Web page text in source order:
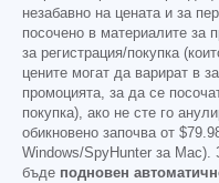
незабавно на цената и за
посочено в материалите за
за регистрация/покупка
цените могат да варират в
промоцията, за да се
покупка), ако не сте го
обикновено започва от
Windows/SpyHunter за Mac).
бъде подновен